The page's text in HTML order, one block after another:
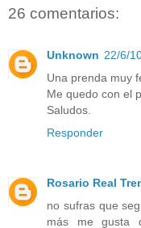
26 comentarios:
Unknown 22/6/
Una prenda muy
Me quedo con el
Saludos.
Responder
Rosario Real
no sufras que
más me gusta